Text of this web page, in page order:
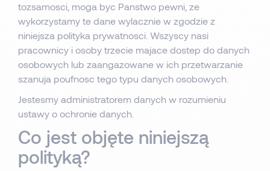
tozsamosci, moga byc Panstwo pewni, ze
wykorzystamy te dane wylacznie w zgodzie z
niniejsza polityka prywatnosci. Wszyscy nasi
pracownicy i osoby trzecie majace dostep do danych
osobowych lub zaangazowane w ich przetwarzanie
szanuja poufnosc tego typu danych osobowych.
Jestesmy administratorem danych w rozumieniu
ustawy o ochronie danych.
Co jest objęte niniejszą
polityką?